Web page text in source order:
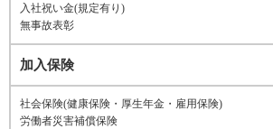
入社祝い金(規定有り)
無事故表彰
加入保険
社会保険(健康保険・厚生年金・雇用保険)
労働者災害補償保険